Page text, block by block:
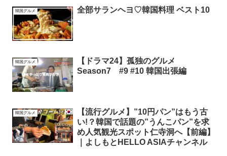
韓国グルメ 全部サランヘヨ♡韓国料理 ベスト10
韓国グルメ
【ドラマ24】孤独のグルメ
Season7 #9 #10 韓国出張編
韓国グルメ
【流行グルメ】”10円パン”はもう古
い!？韓国で話題の”うんこパン”を求
め人気観光スポット仁寺洞へ【前編】
｜よしもとHELLO ASIAチャンネル